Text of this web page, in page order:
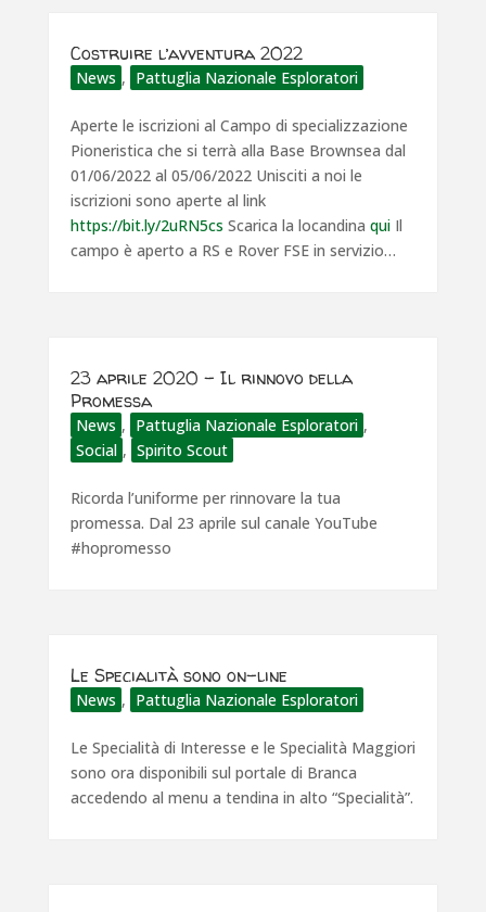
Costruire l’avventura 2022
News , Pattuglia Nazionale Esploratori
Aperte le iscrizioni al Campo di specializzazione
Pioneristica che si terrà alla Base Brownsea dal
01/06/2022 al 05/06/2022 Unisciti a noi le
iscrizioni sono aperte al link
https://bit.ly/2uRN5cs Scarica la locandina quiIl
campo è aperto a RS e Rover FSE in servizio…
23 aprile 2020 – Il rinnovo della
Promessa
News , Pattuglia Nazionale Esploratori ,
Social , Spirito Scout
Ricorda l’uniforme per rinnovare la tua
promessa. Dal 23 aprile sul canale YouTube
#hopromesso
Le Specialità sono on-line
News , Pattuglia Nazionale Esploratori
Le Specialità di Interesse e le Specialità Maggiori
sono ora disponibili sul portale di Branca
accedendo al menu a tendina in alto “Specialità”.